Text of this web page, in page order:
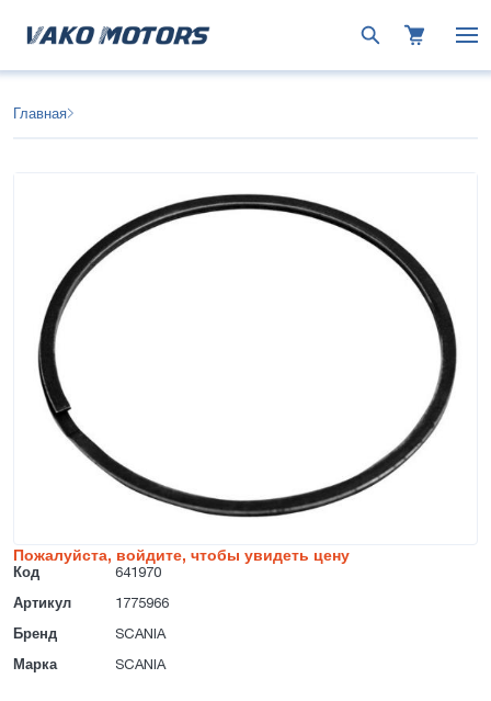
Главная
Пожалуйста, войдите, чтобы увидеть цену
Код
641970
Артикул
1775966
Бренд
SCANIA
Марка
SCANIA